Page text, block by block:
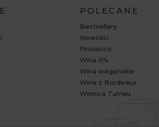
POLECANE
Bestsellery
Nowości
Prosecco
Wina 0%
Wina wegańskie
Wina z Bordeaux
Winnica Turnau